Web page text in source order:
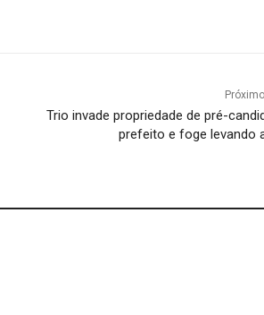
Trio invade propriedade de pré-
prefeito e foge levando